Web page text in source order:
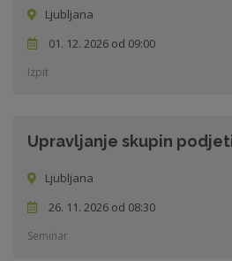
Ljubljana
01. 12. 2026 od 09:00
Izpit
Upravljanje skupin
Ljubljana
26. 11. 2026 od 08:30
Seminar